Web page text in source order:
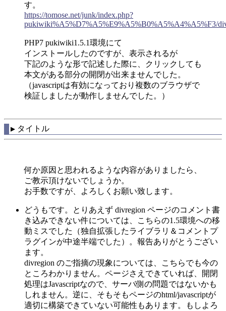
す。
https://tomose.net/junk/index.php?
pukiwiki%A5%D7%A5%E9%A5%B0%A5%A4%A5%F3/
PHP7 pukiwiki1.5.1環境にて
インストールしたのですが、表示されるが
下記のような形で記述した際に、クリックしても
本文がある部分の開閉が出来ませんでした。
（javascriptは有効になっており複数のブラウザで
検証しましたが動作しませんでした。）
▼ タイトル
何か原因と思われるような内容がありましたら、
ご教示頂けないでしょうか。
お手数ですが、よろしくお願い致します。
どうもです。とりあえず divregion ページのコメント書
き込みできない件については、こちらの1.5環境への移
動ミスでした（独自拡張したライブラリ＆コメントプ
ラグインが中途半端でした）。報告ありがとうござい
ます。
divregion のご指摘の現象については、こちらでも今の
ところわかりません。ページさえできていれば、開閉
処理はJavascriptなので、サーバ側の問題ではないかも
しれません。逆に、そもそもページのhtml/javascriptが
適切に構築できていない可能性もあります。もしよろ